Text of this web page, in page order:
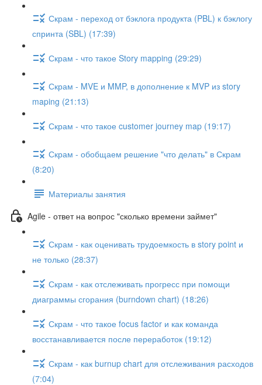
Скрам - переход от бэклога продукта (PBL) к бэклогу
спринта (SBL) (17:39)
Скрам - что такое Story mapping (29:29)
Скрам - MVE и MMP, в дополнение к MVP из story
maping (21:13)
Скрам - что такое customer journey map (19:17)
Скрам - обобщаем решение "что делать" в Скрам
(8:20)
Материалы занятия
Agile - ответ на вопрос "сколько времени займет"
Скрам - как оценивать трудоемкость в story point и
не только (28:37)
Скрам - как отслеживать прогресс при помощи
диаграммы сгорания (burndown chart) (18:26)
Скрам - что такое focus factor и как команда
восстанавливается после переработок (19:12)
Скрам - как burnup chart для отслеживания расходов
(7:04)